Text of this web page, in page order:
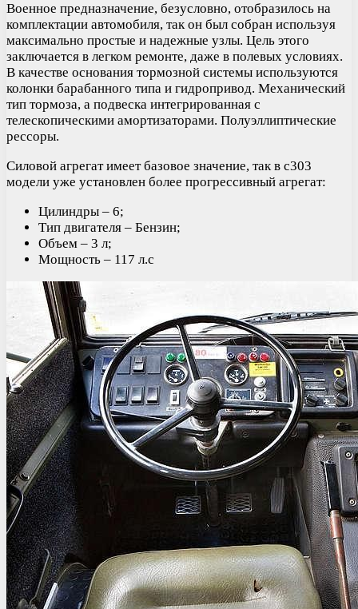
Военное предназначение, безусловно, отобразилось на
комплектации автомобиля, так он был собран используя
максимально простые и надежные узлы. Цель этого
заключается в легком ремонте, даже в полевых условиях.
В качестве основания тормозной системы используются
колонки барабанного типа и гидропривод. Механический
тип тормоза, а подвеска интегрированная с
телескопическими амортизаторами. Полуэллиптические
рессоры.
Силовой агрегат имеет базовое значение, так в c303
модели уже установлен более прогрессивный агрегат:
Цилиндры – 6;
Тип двигателя – Бензин;
Объем – 3 л;
Мощность – 117 л.с